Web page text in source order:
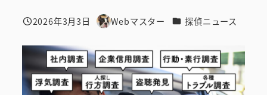
投稿日
2026年3月3日
著
Webマスター カテゴリー
探偵ニュース